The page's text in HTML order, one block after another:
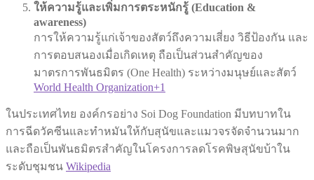
ให้ความรู้และเพิ่มการตระหนักรู้ (Education &
awareness)
การให้ความรู้แก่เจ้าของสัตว์ถึงความเสี่ยง วิธีป้องกัน และ
การตอบสนองเมื่อเกิดเหตุ ถือเป็นส่วนสำคัญของ
มาตรการพันธมิตร (One Health) ระหว่างมนุษย์และสัตว์
World Health Organization+1
ในประเทศไทย องค์กรอย่าง Soi Dog Foundation มีบทบาทใน
การฉีดวัคซีนและทำหมันให้กับสุนัขและแมวจรจัดจำนวนมาก
และถือเป็นพันธมิตรสำคัญในโครงการลดโรคพิษสุนัขบ้าใน
ระดับชุมชน Wikipedia